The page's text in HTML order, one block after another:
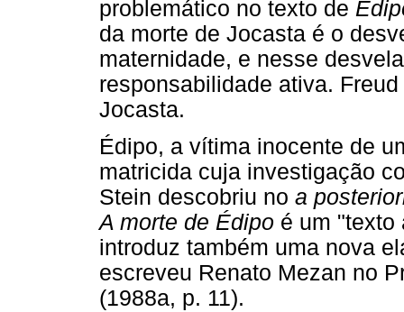
problemático no texto de
da morte de Jocasta é o
maternidade, e nesse
responsabilidade ativa.
Jocasta.
Édipo, a vítima inocente de
matricida cuja investigação
Stein descobriu no a
A morte de Édipo é um "texto
introduz também uma nova
escreveu Renato Mezan no
(1988a, p. 11).